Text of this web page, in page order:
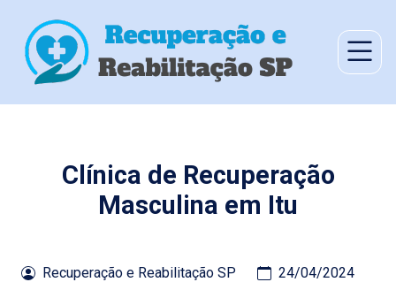
Clínica de Recuperação
Masculina em Itu
Recuperação e Reabilitação SP 24/04/2024